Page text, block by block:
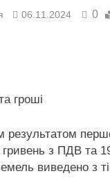
06.11.2024 0
гривень з ПДВ та
виведено з